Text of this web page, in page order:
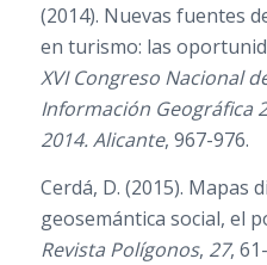
(2014). Nuevas fuentes
en turismo: las
XVI Congreso Nacional
Información Geográfica
2014. Alicante, 967-976.
Cerdá, D. (2015). Mapas
geosemántica social, el
Revista Polígonos, 27,